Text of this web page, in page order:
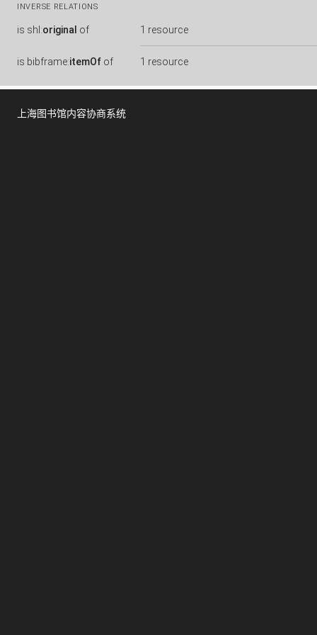
INVERSE RELATIONS
is shl:original of 1 resource
is bibframe:itemOf of 1 resource
上海图书馆内容协商系统